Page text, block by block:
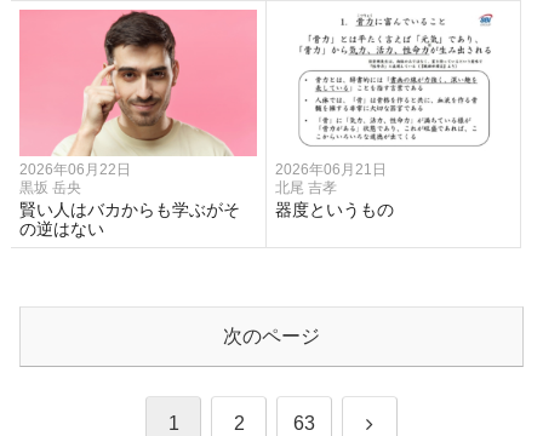
2026年06月22日
黒坂 岳央
賢い人はバカからも学ぶがそ
の逆はない
2026年06月21日
北尾 吉孝
器度というもの
次のページ
1 2 63 次